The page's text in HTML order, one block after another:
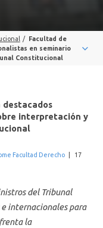
/ Facultad de
en seminario
Constitucional
destacados
interpretación y
Facultad Derecho
17
del Tribunal
internacionales para
la